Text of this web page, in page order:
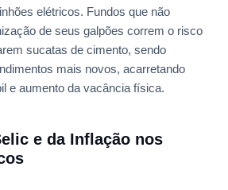
elétricos. Fundos que não
de seus galpões correm o risco
sucatas de cimento, sendo
mais novos, acarretando
e aumento da vacância física.
e da Inflação nos